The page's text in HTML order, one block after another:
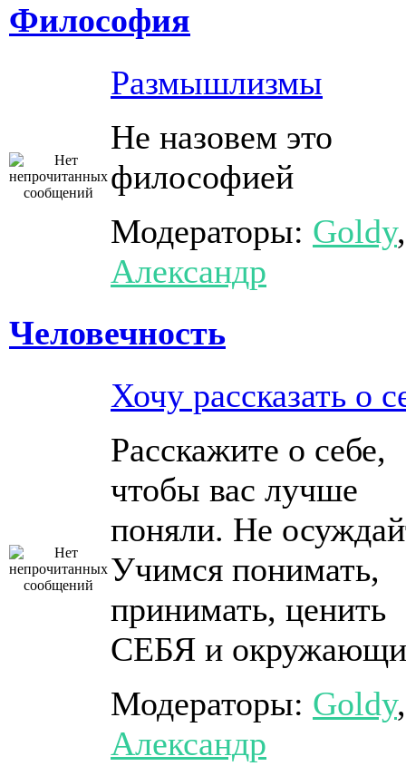
Философия
Размышлизмы
Не назовем это
философией
Модераторы: Goldy,
Александр
Человечность
Хочу рассказать о
Расскажите о себе,
чтобы вас лучше
поняли. Не
Учимся понимать,
принимать, ценить
СЕБЯ и
Модераторы: Goldy,
Александр